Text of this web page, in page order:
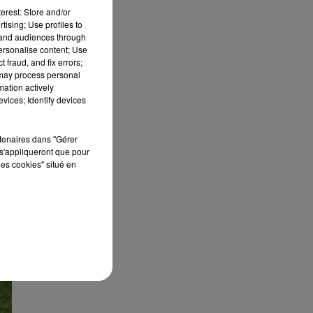
Store and/or
Use profiles to
audiences through
content; Use
fraud, and fix errors;
process personal
actively
Identify devices
dans "Gérer
que pour
cookies" situé en